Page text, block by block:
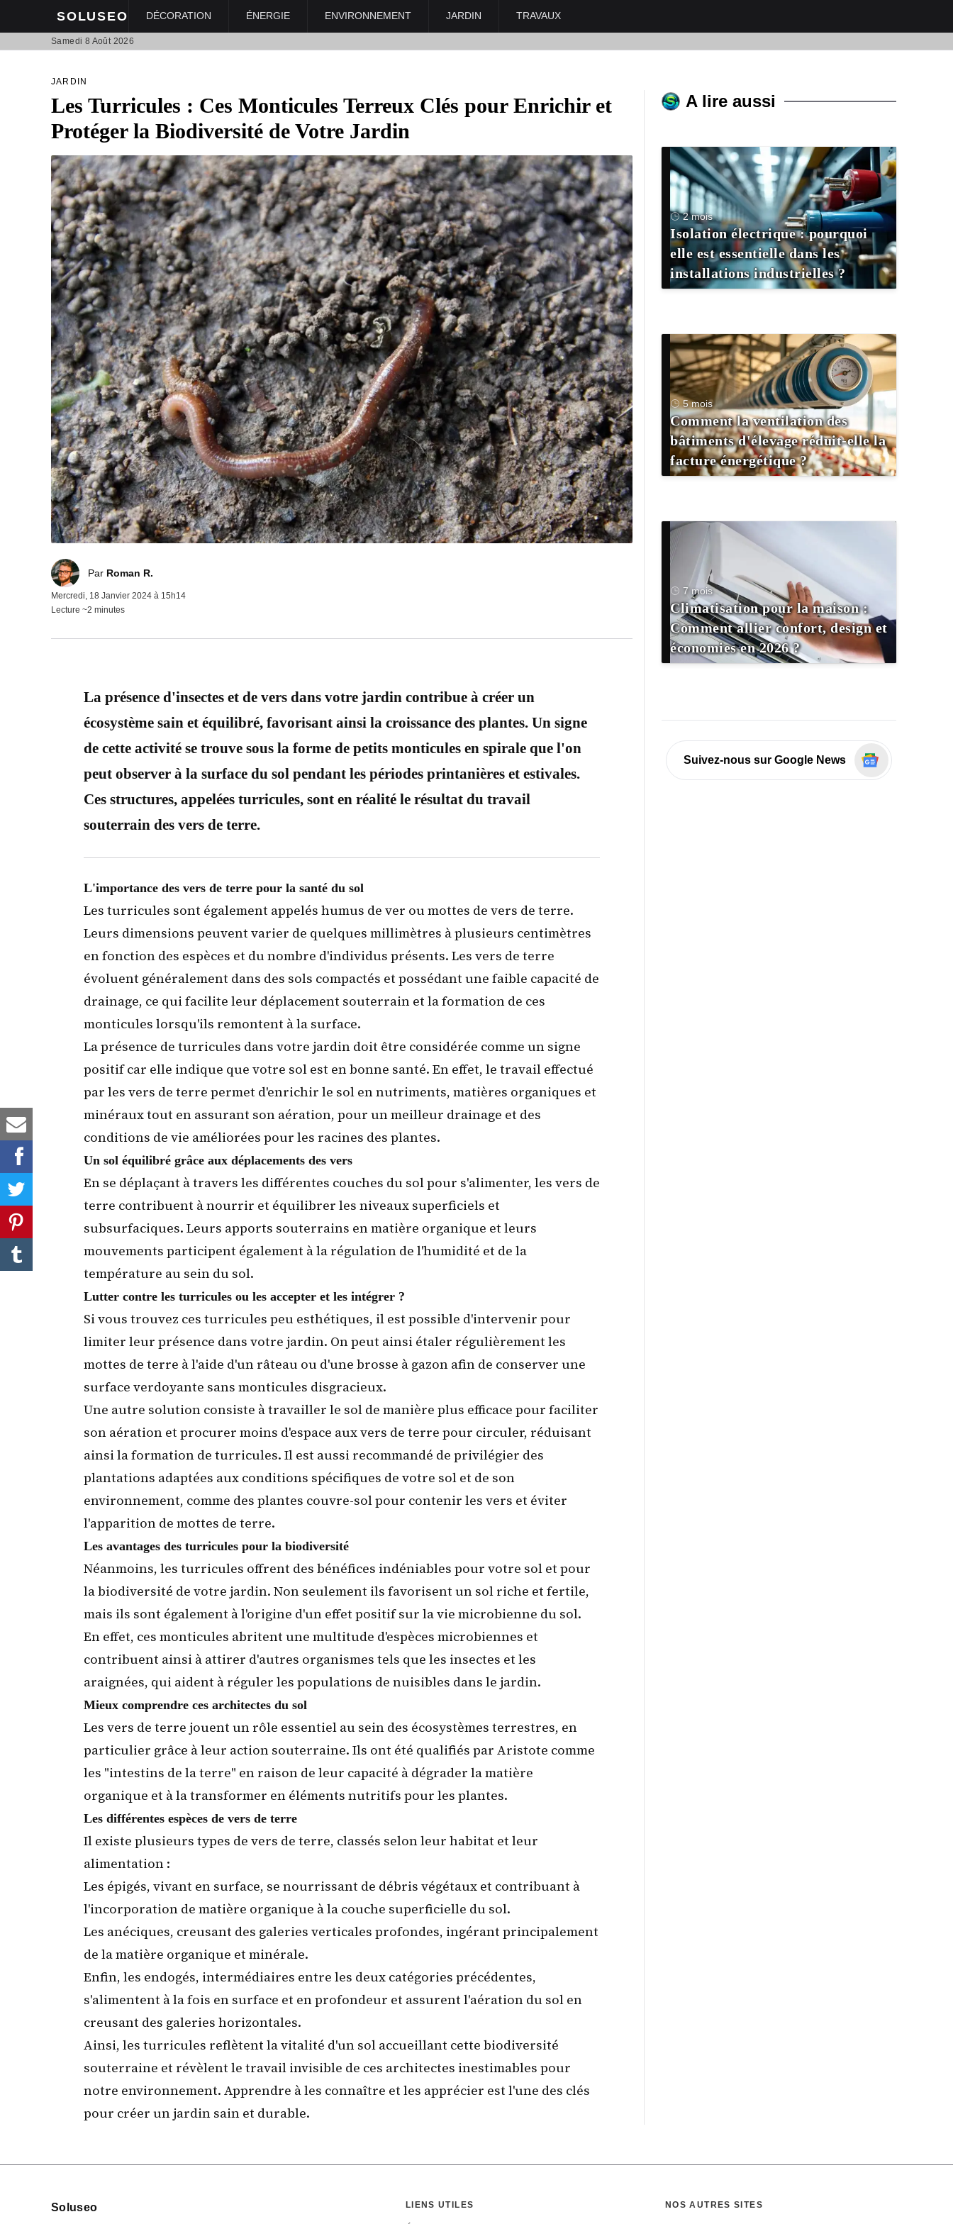
SOLUSEO DÉCORATION ÉNERGIE ENVIRONNEMENT JARDIN TRAVAUX
Samedi 8 Août 2026
JARDIN
Les Turricules : Ces Monticules Terreux Clés pour Enrichir et
Protéger la Biodiversité de Votre Jardin
Roman R.Par Roman R.
Mercredi, 18 Janvier 2024 à 15h14
Lecture ~2 minutes
La présence d'insectes et de vers dans votre jardin contribue à créer un
écosystème sain et équilibré, favorisant ainsi la croissance des plantes. Un signe
de cette activité se trouve sous la forme de petits monticules en spirale que l'on
peut observer à la surface du sol pendant les périodes printanières et estivales.
Ces structures, appelées turricules, sont en réalité le résultat du travail
souterrain des vers de terre.
L'importance des vers de terre pour la santé du sol
Les turricules sont également appelés humus de ver ou mottes de vers de terre.
Leurs dimensions peuvent varier de quelques millimètres à plusieurs centimètres
en fonction des espèces et du nombre d'individus présents. Les vers de terre
évoluent généralement dans des sols compactés et possédant une faible capacité de
drainage, ce qui facilite leur déplacement souterrain et la formation de ces
monticules lorsqu'ils remontent à la surface.
La présence de turricules dans votre jardin doit être considérée comme un signe
positif car elle indique que votre sol est en bonne santé. En effet, le travail effectué
par les vers de terre permet d'enrichir le sol en nutriments, matières organiques et
minéraux tout en assurant son aération, pour un meilleur drainage et des
conditions de vie améliorées pour les racines des plantes.
Un sol équilibré grâce aux déplacements des vers
En se déplaçant à travers les différentes couches du sol pour s'alimenter, les vers de
terre contribuent à nourrir et équilibrer les niveaux superficiels et
subsurfaciques. Leurs apports souterrains en matière organique et leurs
mouvements participent également à la régulation de l'humidité et de la
température au sein du sol.
Lutter contre les turricules ou les accepter et les intégrer ?
Si vous trouvez ces turricules peu esthétiques, il est possible d'intervenir pour
limiter leur présence dans votre jardin. On peut ainsi étaler régulièrement les
mottes de terre à l'aide d'un râteau ou d'une brosse à gazon afin de conserver une
surface verdoyante sans monticules disgracieux.
Une autre solution consiste à travailler le sol de manière plus efficace pour faciliter
son aération et procurer moins d'espace aux vers de terre pour circuler, réduisant
ainsi la formation de turricules. Il est aussi recommandé de privilégier des
plantations adaptées aux conditions spécifiques de votre sol et de son
environnement, comme des plantes couvre-sol pour contenir les vers et éviter
l'apparition de mottes de terre.
Les avantages des turricules pour la biodiversité
Néanmoins, les turricules offrent des bénéfices indéniables pour votre sol et pour
labiodiversité de votre jardin. Non seulement ils favorisent un sol riche et fertile,
mais ils sont également à l'origine d'un effet positif sur la vie microbienne du sol.
En effet, ces monticules abritent une multitude d'espèces microbiennes et
contribuent ainsi à attirer d'autres organismes tels que les insectes et les
araignées, qui aident à réguler les populations de nuisibles dans le jardin.
Mieux comprendre ces architectes du sol
Les vers de terre jouent un rôle essentiel au sein des écosystèmes terrestres, en
particulier grâce à leur action souterraine. Ils ont été qualifiés par Aristote comme
les "intestins de la terre" en raison de leur capacité à dégrader la matière
organique et à la transformer en éléments nutritifs pour les plantes.
Les différentes espèces de vers de terre
Il existe plusieurs types de vers de terre, classés selon leur habitat et leur
alimentation :
Les épigés, vivant en surface, se nourrissant de débris végétaux et contribuant à
l'incorporation de matière organique à la couche superficielle du sol.
Les anéciques, creusant des galeries verticales profondes, ingérant principalement
de la matière organique et minérale.
Enfin, les endogés, intermédiaires entre les deux catégories précédentes,
s'alimentent à la fois en surface et en profondeur et assurent l'aération du sol en
creusant des galeries horizontales.
Ainsi, les turricules reflètent lavitalité d'un sol accueillant cette biodiversité
souterraine et révèlent le travail invisible de ces architectes inestimables pour
notre environnement. Apprendre à les connaître et les apprécier est l'une des clés
pour créer un jardin sain et durable.
A lire aussi
2 mois
Isolation électrique : pourquoi
elle est essentielle dans les
installations industrielles ?
5 mois
Comment la ventilation des
bâtiments d'élevage réduit-elle la
facture énergétique ?
7 mois
Climatisation pour la maison :
Comment allier confort, design et
économies en 2026 ?
Suivez-nous sur Google News
Informations
Soluseo LIENS UTILES NOS AUTRES SITES